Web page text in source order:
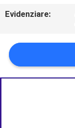
DEL
POLITICA
Evidenziare: